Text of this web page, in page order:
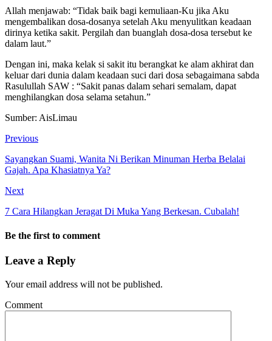
Allah menjawab: “Tidak baik bagi kemuliaan-Ku jika Aku
mengembalikan dosa-dosanya setelah Aku menyulitkan keadaan
dirinya ketika sakit. Pergilah dan buanglah dosa-dosa tersebut ke
dalam laut.”
Dengan ini, maka kelak si sakit itu berangkat ke alam akhirat dan
keluar dari dunia dalam keadaan suci dari dosa sebagaimana sabda
Rasulullah SAW : “Sakit panas dalam sehari semalam, dapat
menghilangkan dosa selama setahun.”
Sumber: AisLimau
Previous
Sayangkan Suami, Wanita Ni Berikan Minuman Herba Belalai
Gajah. Apa Khasiatnya Ya?
Next
7 Cara Hilangkan Jeragat Di Muka Yang Berkesan. Cubalah!
Be the first to comment
Leave a Reply
Your email address will not be published.
Comment